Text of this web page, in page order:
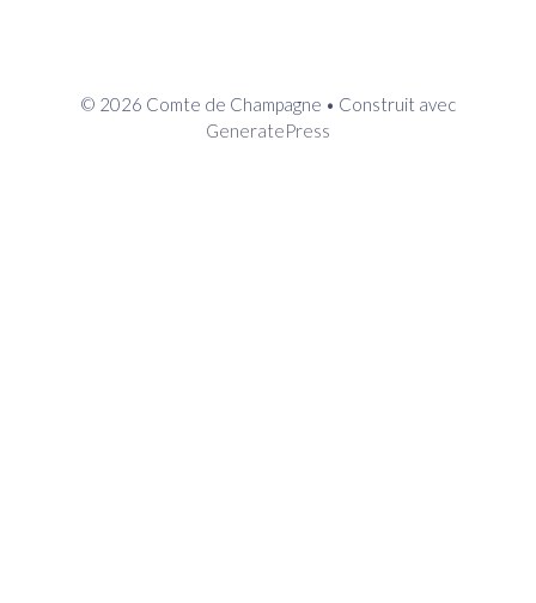
© 2026 Comte de Champagne • Construit avec
GeneratePress